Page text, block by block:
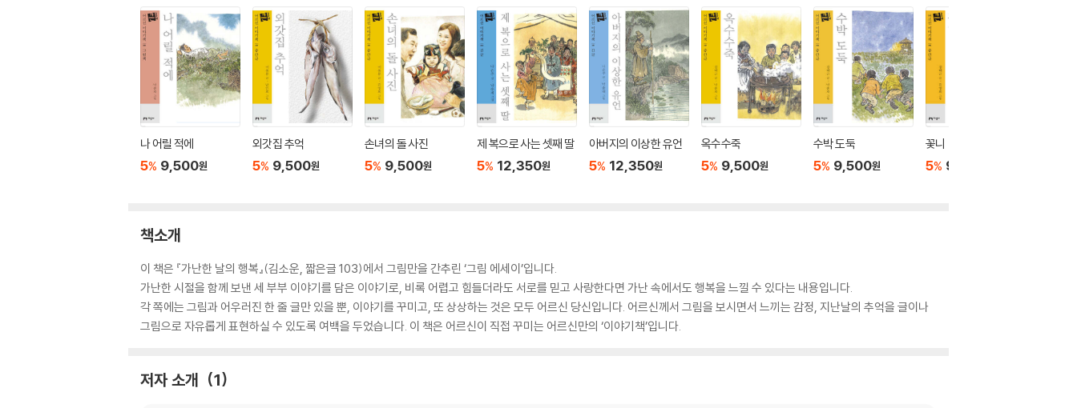
나 어릴 적에
5% 9,500원
외갓집 추억
5% 9,500원
손녀의 돌 사진
5% 9,500원
제 복으로 사는 셋째 딸
5% 12,350원
아버지의 이상한 유언
5% 12,350원
옥수수죽
5% 9,500원
수박 도둑
5% 9,500원
꽃니
5% 9,500
책소개
이 책은 『가난한 날의 행복』(김소운, 짧은글 103)에서 그림만을 간추린 ‘그림 에세이’입니다.
가난한 시절을 함께 보낸 세 부부 이야기를 담은 이야기로, 비록 어렵고 힘들더라도 서로를 믿고 사랑한다면 가난 속에서도 행복을 느낄 수 있다는 내용입니다.
각 쪽에는 그림과 어우러진 한 줄 글만 있을 뿐, 이야기를 꾸미고, 또 상상하는 것은 모두 어르신 당신입니다. 어르신께서 그림을 보시면서 느끼는 감정, 지난날의 추억을 글이나
그림으로 자유롭게 표현하실 수 있도록 여백을 두었습니다. 이 책은 어르신이 직접 꾸미는 어르신만의 ‘이야기책’입니다.
저자 소개 1